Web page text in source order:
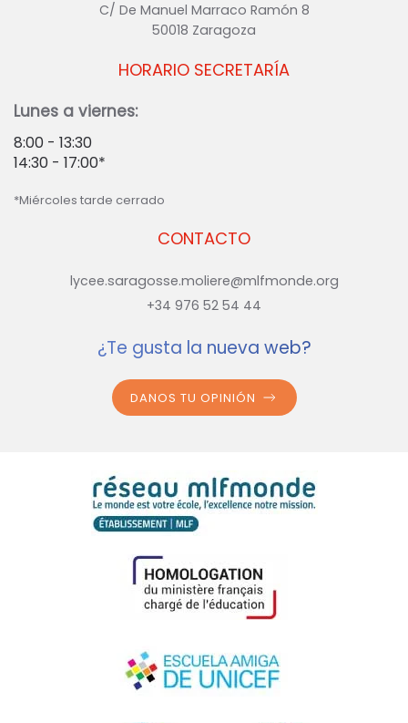
C/ De Manuel Marraco Ramón 8
50018 Zaragoza
CONTACTO
lycee.saragosse.moliere@mlfmonde.org
+34 976 52 54 44
HORARIO SECRETARÍA
Lunes a viernes:
8:00 - 13:30
14:30 - 17:00*
*Miércoles tarde cerrado
¿Te gusta la nueva web?
DANOS TU OPINIÓN